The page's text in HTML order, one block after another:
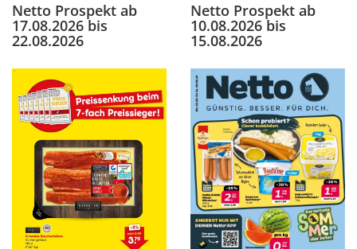
Netto Prospekt ab
17.08.2026 bis
22.08.2026
Netto Prospekt ab
10.08.2026 bis
15.08.2026